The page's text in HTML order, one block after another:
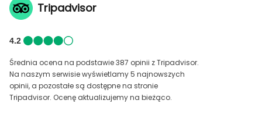
Tripadvisor
4.2
Średnia ocena na podstawie 387 opinii z Tripadvisor.
Na naszym serwisie wyświetlamy 5 najnowszych
opinii, a pozostałe są dostępne na stronie
Tripadvisor. Ocenę aktualizujemy na bieżąco.